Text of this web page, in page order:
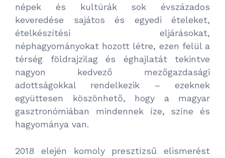
népek és kultúrák sok évszázados
keveredése sajátos és egyedi ételeket,
ételkészítési eljárásokat,
néphagyományokat hozott létre, ezen felül a
térség földrajzilag és éghajlatát tekintve
nagyon kedvező mezőgazdasági
adottságokkal rendelkezik – ezeknek
együttesen köszönhető, hogy a magyar
gasztronómiában mindennek íze, színe és
hagyománya van.
2018 elején komoly presztízsű elismerést